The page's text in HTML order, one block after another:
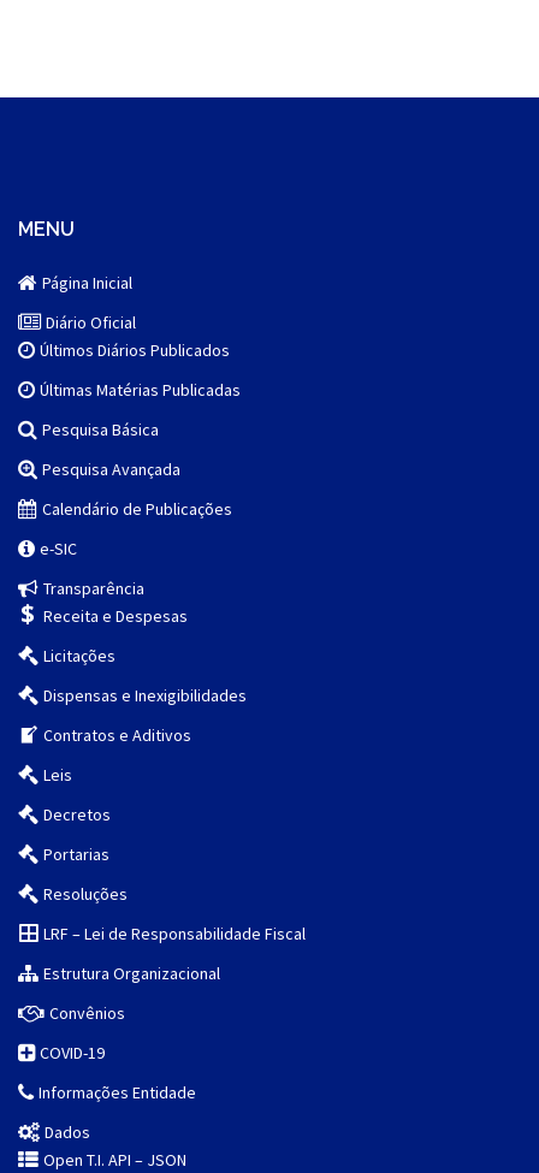
MENU
Página Inicial
Diário Oficial
Últimos Diários Publicados
Últimas Matérias Publicadas
Pesquisa Básica
Pesquisa Avançada
Calendário de Publicações
e-SIC
Transparência
Receita e Despesas
Licitações
Dispensas e Inexigibilidades
Contratos e Aditivos
Leis
Decretos
Portarias
Resoluções
LRF – Lei de Responsabilidade Fiscal
Estrutura Organizacional
Convênios
COVID-19
Informações Entidade
Dados
Open T.I. API – JSON